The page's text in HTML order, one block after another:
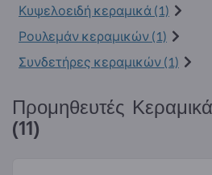
Κυψελοειδή κεραμικά (1)
Ρουλεμάν κεραμικών (1)
Συνδετήρες κεραμικών (1)
Προμηθευτές
(11)